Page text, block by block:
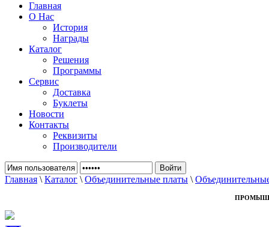
Главная
О Нас
История
Награды
Каталог
Решения
Программы
Сервис
Доставка
Буклеты
Новости
Контакты
Реквизиты
Производители
Главная \ Каталог \ Объединительные платы \